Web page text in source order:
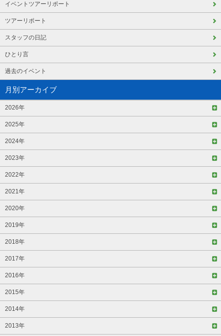
イベントツアーリポート
ツアーリポート
スタッフの日記
ひとり言
過去のイベント
月別アーカイブ
2026年
2025年
2024年
2023年
2022年
2021年
2020年
2019年
2018年
2017年
2016年
2015年
2014年
2013年